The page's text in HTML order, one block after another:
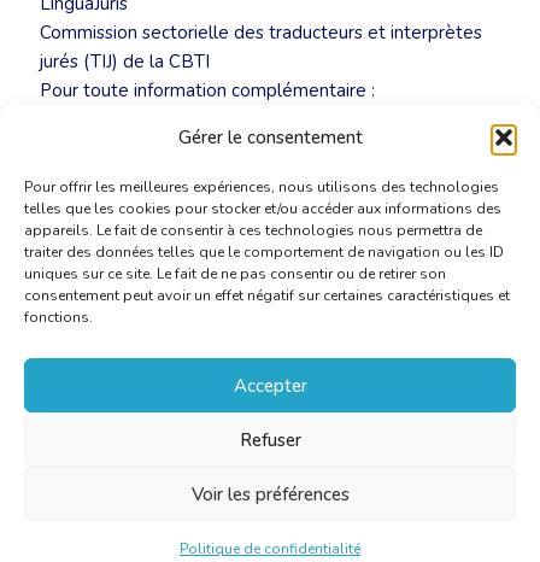
Gérer le consentement
Pour offrir les meilleures expériences, nous utilisons des technologies
telles que les cookies pour stocker et/ou accéder aux informations des
appareils. Le fait de consentir à ces technologies nous permettra de
traiter des données telles que le comportement de navigation ou les ID
uniques sur ce site. Le fait de ne pas consentir ou de retirer son
consentement peut avoir un effet négatif sur certaines caractéristiques et
fonctions.
Accepter
Refuser
Voir les préférences
Politique de confidentialité
Commission sectorielle des traducteurs et interprètes
jurés (TIJ) de la CBTI
Pour toute information complémentaire :